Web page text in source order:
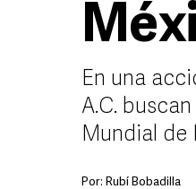
En una
A.C.
Mundial de
Por: Rubí Bobadilla